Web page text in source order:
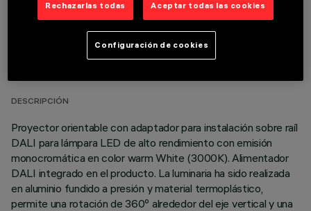
DATOS TÉCNICOS
DESCRIPCIÓN
Proyector orientable con adaptador para instalación sobre raíl
DALI para lámpara LED de alto rendimiento con emisión
monocromática en color warm White (3000K). Alimentador
DALI integrado en el producto. La luminaria ha sido realizada
en aluminio fundido a presión y material termoplástico,
permite una rotación de 360º alrededor del eje vertical y una
Rechazarlas todas Aceptar todas las cookies
Configuración de cookies